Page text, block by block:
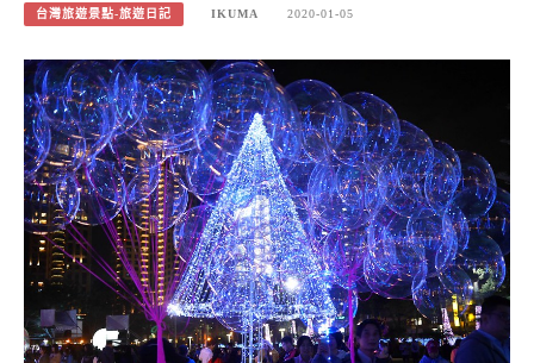
台灣旅遊景點-旅遊日記 IKUMA 2020-01-05